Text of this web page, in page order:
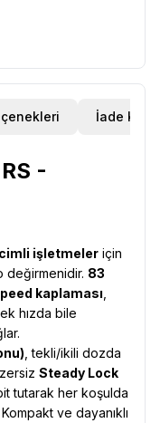
İade
-
işletmeler için
değirmenidir. 83
kaplaması
hızda bile
, tekli/ikili dozda
Steady Lock
tutarak her koşulda
ve dayanıklı